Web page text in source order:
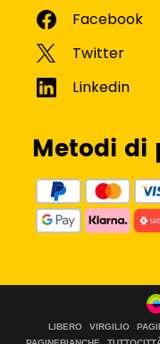
Metodi di
LIBERO VIRGILIO